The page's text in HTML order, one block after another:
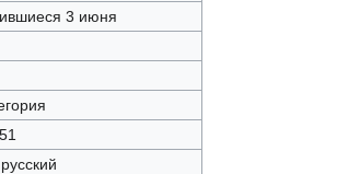
3 июня